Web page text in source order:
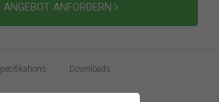
ANGEBOT ANFORDERN
Downloads